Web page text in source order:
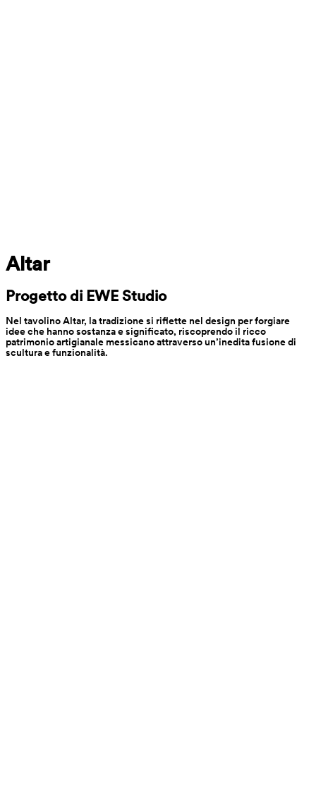
Altar
Progetto di EWE Studio
Nel tavolino Altar, la tradizione si riflette nel design per forgiare
idee che hanno sostanza e significato, riscoprendo il ricco
patrimonio artigianale messicano attraverso un’inedita fusione di
scultura e funzionalità.